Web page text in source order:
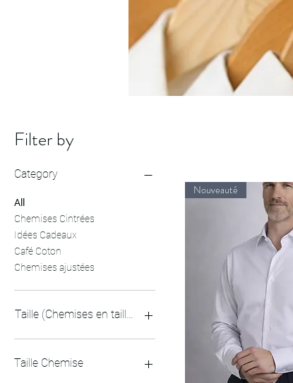
Filter by
Category
All
Chemises Cintrées
Idées Cadeaux
Café Coton
Chemises ajustées
Taille (Chemises en taille double)
37-38
39-40
Taille Chemise
Nouveauté